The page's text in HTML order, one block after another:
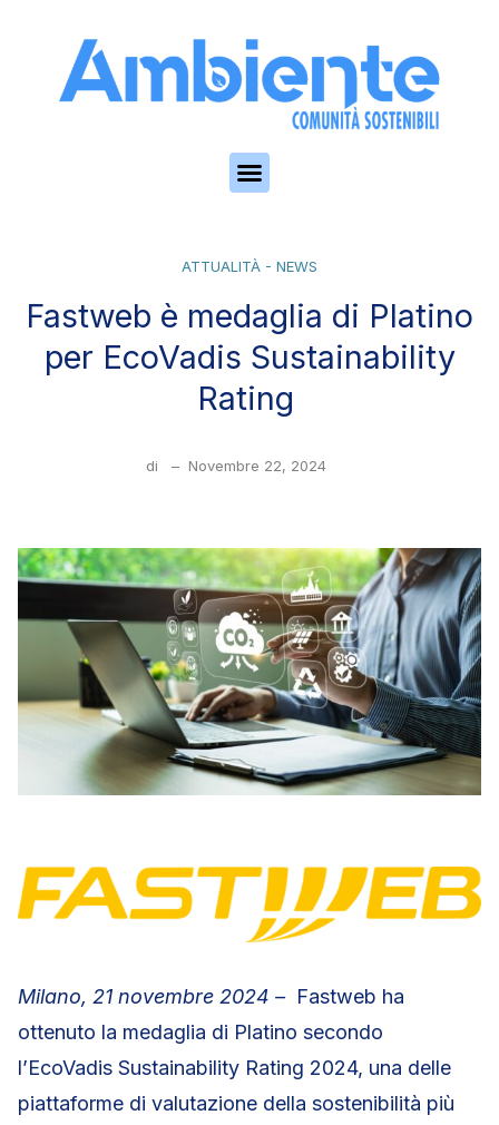
ATTUALITÀ - NEWS
Fastweb è medaglia di Platino
per EcoVadis Sustainability
Rating
di – Novembre 22, 2024
Milano, 21 novembre 2024 –Fastweb ha
ottenuto la medaglia di Platino secondo
l’EcoVadis Sustainability Rating 2024, una delle
piattaforme di valutazione della sostenibilità più